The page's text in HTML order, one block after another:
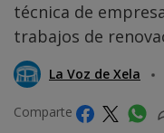
técnica de
trabajos de
La Voz de Xela
Comparte